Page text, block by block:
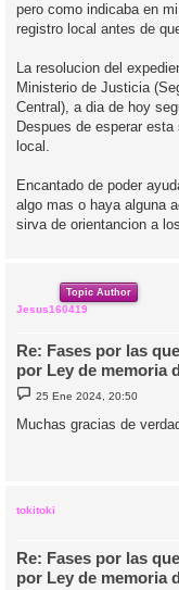
pero como indicaba en
registro local antes de
La resolucion del
Ministerio de Justicia
Central), a dia de hoy
Despues de esperar
local.
Encantado de poder
algo mas o haya alguna
sirva de orientancion a
Topic Author
Jesus160419
Re: Fases por las
por Ley de memoria
M
e
s
25 Ene 2024, 20:50
Muchas gracias de
tokitoki
Re: Fases por las
por Ley de memoria